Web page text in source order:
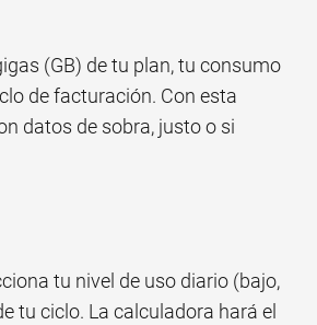
(GB) de tu plan, tu consumo
de facturación. Con esta
datos de sobra, justo o si
tu nivel de uso diario (bajo,
tu ciclo. La calculadora hará el